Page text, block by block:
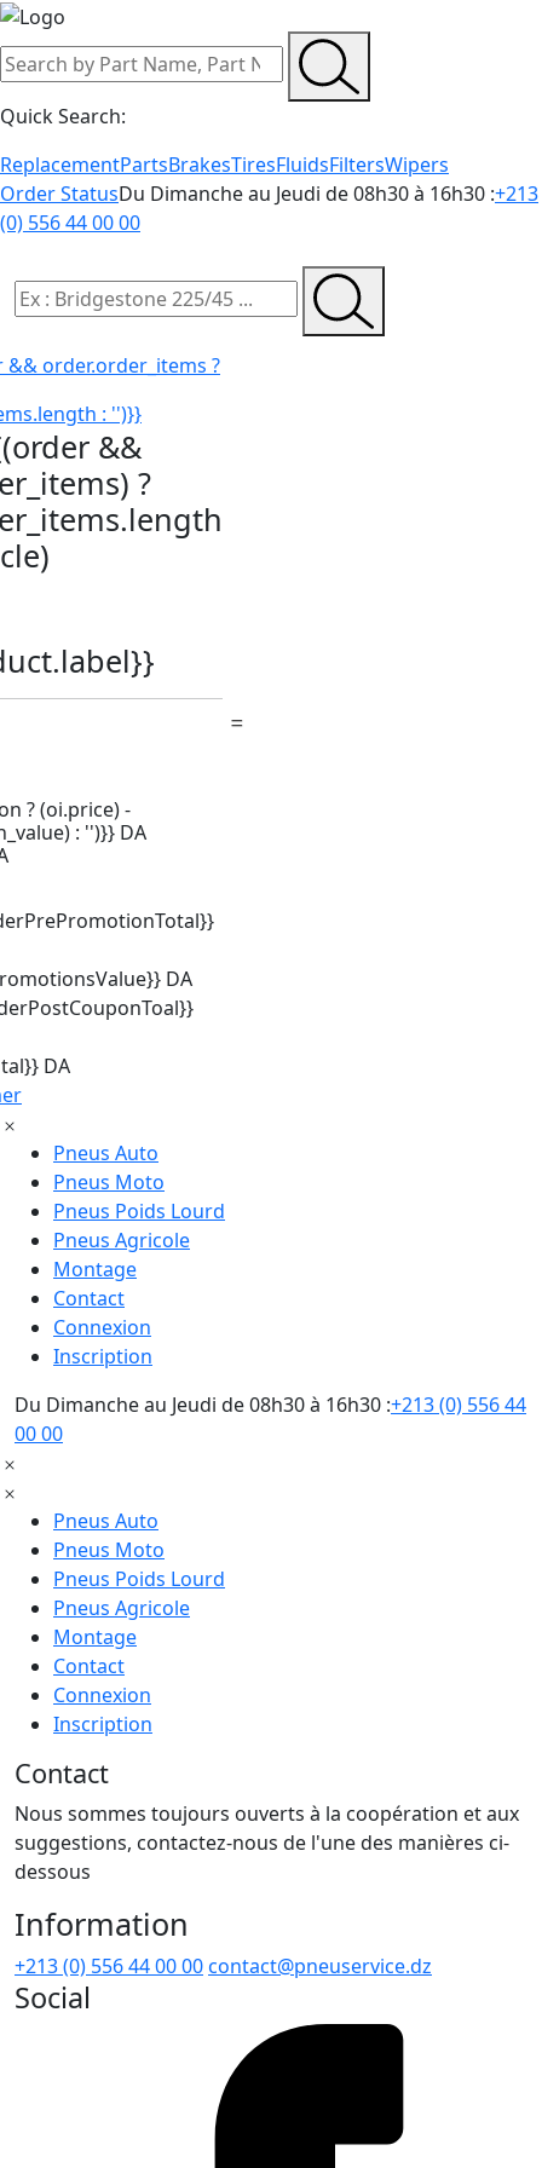
Quick Search:
ReplacementPartsBrakesTiresFluidsFiltersWipers
Order StatusDu Dimanche au Jeudi de 08h30 à 16h30 :+213
(0) 556 44 00 00
order.order_items ?
: '')}}
&&
?
? (oi.price) -
: '')}} DA
DA
DA
Pneus Auto
Pneus Moto
Pneus Poids Lourd
Pneus Agricole
Montage
Contact
Connexion
Inscription
Du Dimanche au Jeudi de 08h30 à 16h30 :+213 (0) 556 44
00 00
Pneus Auto
Pneus Moto
Pneus Poids Lourd
Pneus Agricole
Montage
Contact
Connexion
Inscription
Contact
Nous sommes toujours ouverts à la coopération et aux
suggestions, contactez-nous de l'une des manières ci-
dessous
Information
+213 (0) 556 44 00 00contact@pneuservice.dz
Social